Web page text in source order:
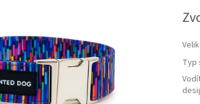
hvězdiček.
Typ